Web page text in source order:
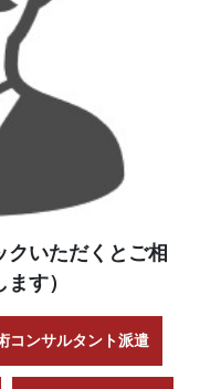
いただくとご相
す）
コンサルタント派遣